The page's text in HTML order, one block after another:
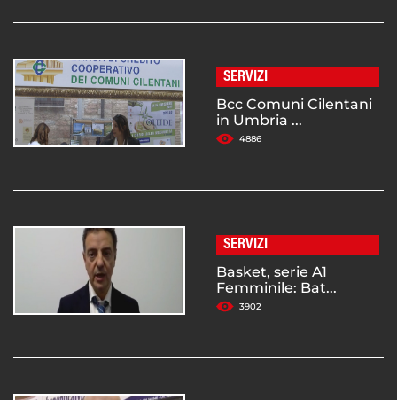
SERVIZI
Bcc Comuni Cilentani
in Umbria ...
4886
SERVIZI
Basket, serie A1
Femminile: Bat...
3902